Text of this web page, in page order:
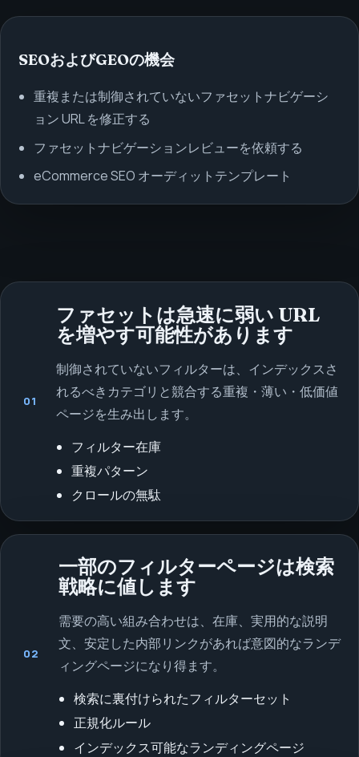
SEOおよびGEOの機会
重複または制御されていないファセットナビゲーシ
ョン URL を修正する
ファセットナビゲーションレビューを依頼する
eCommerce SEO オーディットテンプレート
01
ファセットは急速に弱い URL
を増やす可能性があります
制御されていないフィルターは、インデックスさ
れるべきカテゴリと競合する重複・薄い・低価値
ページを生み出します。
フィルター在庫
重複パターン
クロールの無駄
02
一部のフィルターページは検索
戦略に値します
需要の高い組み合わせは、在庫、実用的な説明
文、安定した内部リンクがあれば意図的なランデ
ィングページになり得ます。
検索に裏付けられたフィルターセット
正規化ルール
インデックス可能なランディングページ